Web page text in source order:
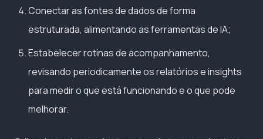
Conectar as fontes de dados de forma
estruturada, alimentando as ferramentas de IA;
Estabelecer rotinas de acompanhamento,
revisando periodicamente os relatórios e insights
para medir o que está funcionando e o que pode
melhorar.